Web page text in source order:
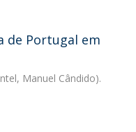
de Portugal em
Manuel Cândido).